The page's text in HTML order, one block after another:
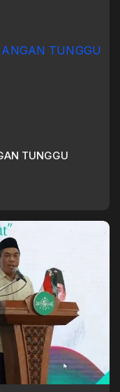
TUNGGU